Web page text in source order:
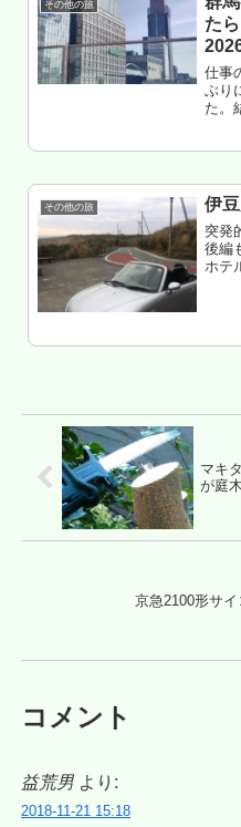
その他の旅
た
仕事
ぶり
た。
その他の旅 伊
突発
後編
ホテ
マキ
が庭
京急2100形サ
コメント
益荒男 より:
2018-11-21 15:18